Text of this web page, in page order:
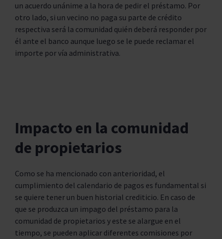
un acuerdo unánime a la hora de pedir el préstamo. Por
otro lado, si un vecino no paga su parte de crédito
respectiva será la comunidad quién deberá responder por
él ante el banco aunque luego se le puede reclamar el
importe por vía administrativa.
Impacto en la comunidad
de propietarios
Como se ha mencionado con anterioridad, el
cumplimiento del calendario de pagos es fundamental si
se quiere tener un buen historial crediticio. En caso de
que se produzca un impago del préstamo para la
comunidad de propietarios y este se alargue en el
tiempo, se pueden aplicar diferentes comisiones por